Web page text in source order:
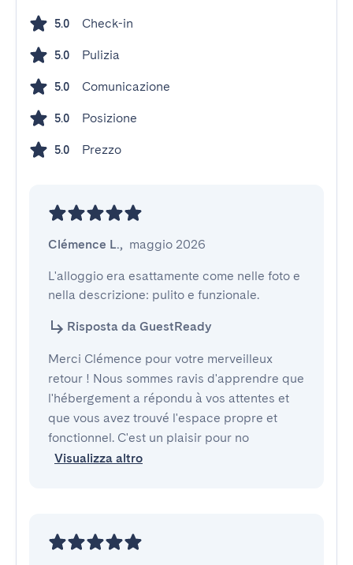
5.0 Check-in
5.0 Pulizia
5.0 Comunicazione
5.0 Posizione
5.0 Prezzo
Clémence L., maggio 2026
L'alloggio era esattamente come nelle foto e
nella descrizione: pulito e funzionale.
Risposta da GuestReady
Merci Clémence pour votre merveilleux
retour ! Nous sommes ravis d'apprendre que
l'hébergement a répondu à vos attentes et
que vous avez trouvé l'espace propre et
fonctionnel. C'est un plaisir pour no
Visualizza altro